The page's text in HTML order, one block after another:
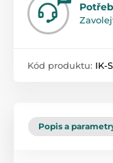
Kód produktu: IK-
Popis a